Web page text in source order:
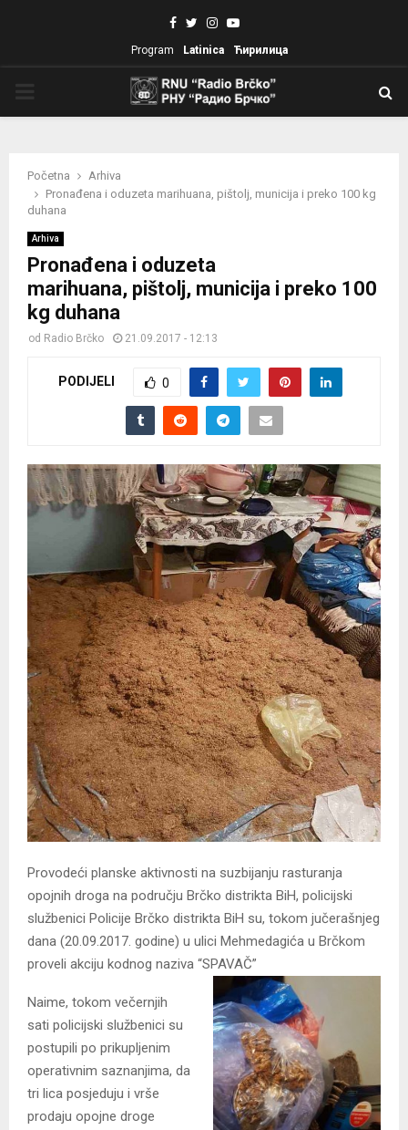
Facebook
TwitterInstagram
Youtube
Program Latinica Ћирилица
Početna
Arhiva
Pronađena i oduzeta marihuana, pištolj, municija i preko 100 kg
duhana
Arhiva
Pronađena i oduzeta
marihuana, pištolj, municija i preko 100
kg duhana
od Radio Brčko 21.09.2017 - 12:13
PODIJELI 0
Provodeći planske aktivnosti na suzbijanju rasturanja
opojnih droga na području Brčko distrikta BiH, policijski
službenici Policije Brčko distrikta BiH su, tokom jučerašnjeg
dana (20.09.2017. godine) u ulici Mehmedagića u Brčkom
proveli akciju kodnog naziva “SPAVAČ”
Naime, tokom večernjih
sati policijski službenici su
postupili po prikupljenim
operativnim saznanjima, da
tri lica posjeduju i vrše
prodaju opojne droge